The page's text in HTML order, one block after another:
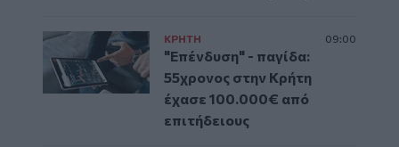
ΚΡΗΤΗ 09:00
"Επένδυση" - παγίδα:
55χρονος στην Κρήτη
έχασε 100.000€ από
επιτήδειους